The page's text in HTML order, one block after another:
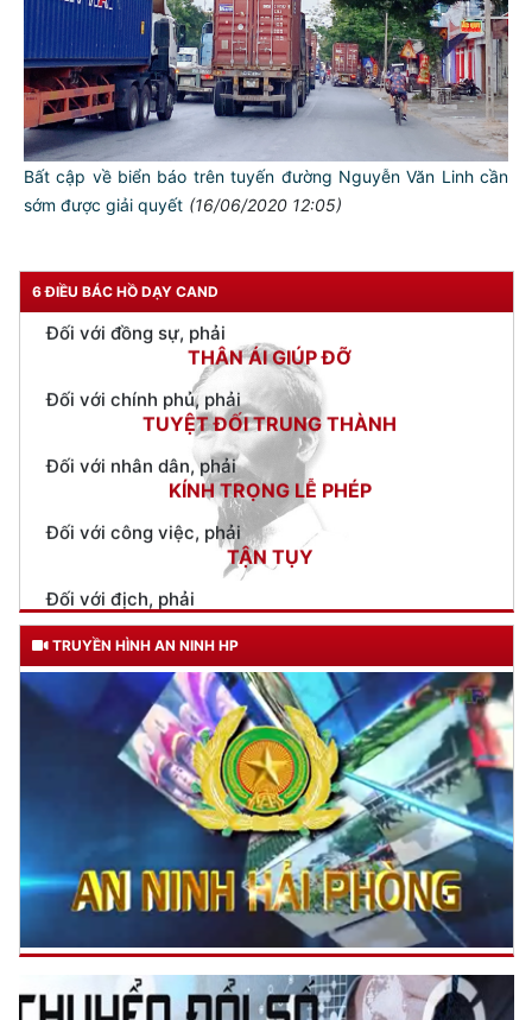
Bất cập về biển báo trên tuyến đường Nguyễn Văn Linh cần
sớm được giải quyết (16/06/2020 12:05)
6 ĐIỀU BÁC HỒ DẠY CAND
TƯ CÁCH
NGƯỜI CÔNG AN CÁCH MỆNH LÀ:
Đối với tự mình, phải
CẦN, KIỆM, LIÊM, CHÍNH
THÂN ÁI GIÚP ĐỠ
Đối với chính phủ, phải
TUYỆT ĐỐI TRUNG THÀNH
Đối với nhân dân, phải
KÍNH TRỌNG LỄ PHÉP
Đối với công việc, phải
TẬN TỤY
Đối với địch, phải
CƯƠNG QUYẾT, KHÔN KHÉO
Trích thư Chủ tịch Hồ Chí Minh
gửi Công an Khu XII,
ngày 11 tháng 3 năm 1948.
TRUYỀN HÌNH AN NINH HP